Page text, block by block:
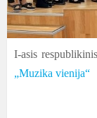
I-asis
„Muzika vienija“